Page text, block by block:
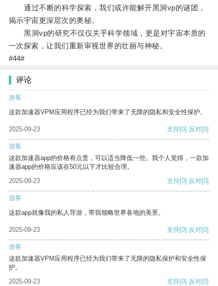
通过不断的科学探索，我们或许能解开黑洞vp的谜团，
揭示宇宙更深层次的奥秘。
黑洞vp的研究不仅仅关乎科学领域，更是对宇宙本质的
一次探索，让我们重新审视世界的壮丽与神秘。
#44#
评论
游客
这款加速器VPM应用程序已经为我们带来了无限的隐私和安全性保护。
2025-09-23 支持[0] 反对[0]
游客
这款加速器app的价格有点贵，可以适当降低一些。我个人觉得，一款加
速器app的价格应该在50元以下才比较合理。
2025-09-23
支持[0] 反对[0]
游客
这款app就像我的私人导游，带我领略世界各地的美景。
2025-09-23 支持[0] 反对[0]
游客
这款加速器VPM应用程序已经为我们带来了无限的隐私保护和安全性保
护。
2025-09-23
支持[0] 反对[0]